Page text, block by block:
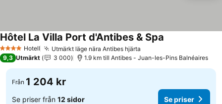
4 StjärnorHotell Utmärkt läge nära Antibes hjärta
Hôtel La Villa Port d'Antibes & Spa
9,3 Utmärkt 3 000 1.9 km till Antibes - Juan-les-Pins Balnéaires
Från 1 204 kr
Se priser från 12 sidor Se priser